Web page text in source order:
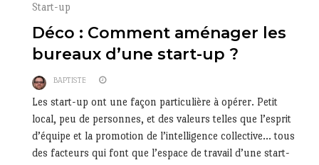
Start-up
Déco : Comment aménager les
bureaux d’une start-up ?
BAPTISTE
Les start-up ont une façon particulière à opérer. Petit
local, peu de personnes, et des valeurs telles que l’esprit
d’équipe et la promotion de l’intelligence collective… tous
des facteurs qui font que l’espace de travail d’une start-